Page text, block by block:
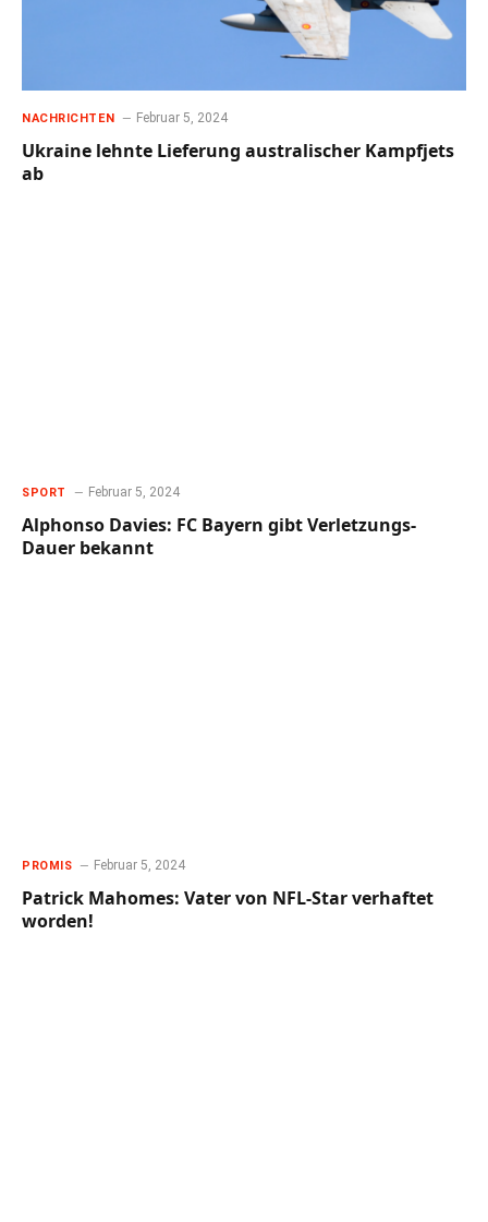
NACHRICHTEN Februar 5, 2024
Ukraine lehnte Lieferung australischer Kampfjets
ab
SPORT Februar 5, 2024
Alphonso Davies: FC Bayern gibt Verletzungs-
Dauer bekannt
PROMIS Februar 5, 2024
Patrick Mahomes: Vater von NFL-Star verhaftet
worden!